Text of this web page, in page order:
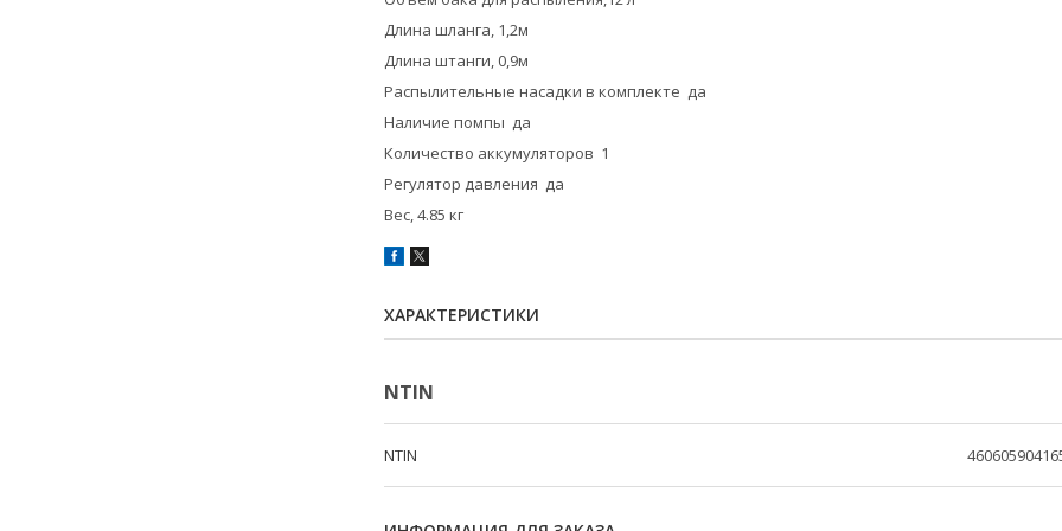
Длина шланга, 1,2м
Длина штанги, 0,9м
Распылительные насадки в комплекте да
Наличие помпы да
Количество аккумуляторов 1
Регулятор давления да
Вес, 4.85 кг
ХАРАКТЕРИСТИКИ
NTIN
NTIN